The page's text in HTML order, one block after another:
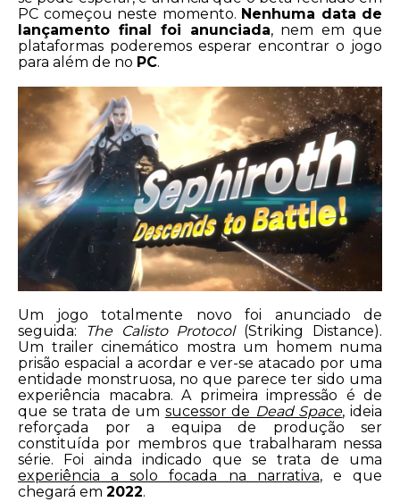
PC começou neste momento. Nenhuma data de
lançamento final foi anunciada, nem em que
plataformas poderemos esperar encontrar o jogo
para além de no PC.
Um jogo totalmente novo foi anunciado de
seguida:
The Calisto Protocol(Striking Distance).
Um trailer cinemático mostra um homem numa
prisão espacial a acordar e ver-se atacado por uma
entidade monstruosa, no que parece ter sido uma
experiência macabra. A primeira impressão é de
que se trata de um sucessor de Dead Space, ideia
reforçada por a equipa de produção ser
constituída por membros que trabalharam nessa
série. Foi ainda indicado que se trata de uma
experiência a solo focada na narrativa, e que
chegará em 2022.